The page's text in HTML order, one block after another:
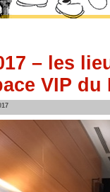
– les
VIP du